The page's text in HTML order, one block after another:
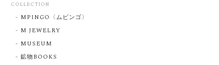
COLLECTION
MPINGO〈ムピンゴ〉
M JEWELRY
MUSEUM
鉱物BOOKS